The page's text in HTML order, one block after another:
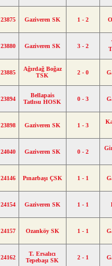
23875 Gaziveren SK 1 - 2
23880 Gaziveren SK 3 - 2
23885
Ağırdağ Boğaz
TSK
2 - 0
23894
Bellapais
Tatlısu HOSK
0 - 3
23898 Gaziveren SK 1 - 3
24040 Gaziveren SK 0 - 2
24146 Pınarbaşı ÇSK 1 - 1
24154 Gaziveren SK 1 - 1
24157 Ozanköy SK 1 - 1
24162
T. Ersalıcı
Tepebaşı SK
2 - 1